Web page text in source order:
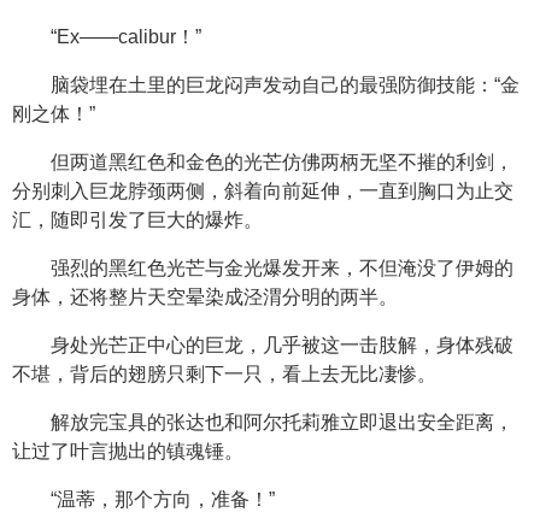
“Ex——calibur！”
脑袋埋在土里的巨龙闷声发动自己的最强防御技能：“金
刚之体！”
但两道黑红色和金色的光芒仿佛两柄无坚不摧的利剑，
分别刺入巨龙脖颈两侧，斜着向前延伸，一直到胸口为止交
汇，随即引发了巨大的爆炸。
强烈的黑红色光芒与金光爆发开来，不但淹没了伊姆的
身体，还将整片天空晕染成泾渭分明的两半。
身处光芒正中心的巨龙，几乎被这一击肢解，身体残破
不堪，背后的翅膀只剩下一只，看上去无比凄惨。
解放完宝具的张达也和阿尔托莉雅立即退出安全距离，
让过了叶言抛出的镇魂锤。
“温蒂，那个方向，准备！”